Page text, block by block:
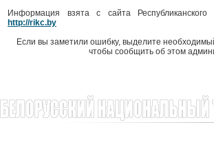
Информация взята с сайта Республиканского
http://rikc.by
Если вы заметили ошибку, выделите
чтобы сообщить об этом